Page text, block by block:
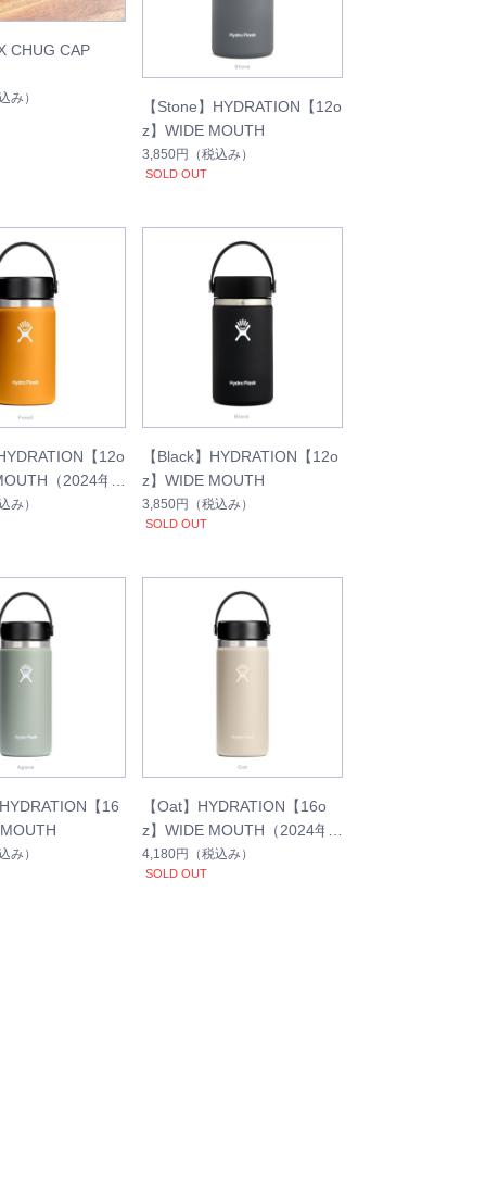
CHUG CAP
み）
【Stone】HYDRATION【12o
z】WIDE MOUTH
3,850円 （税込み）
SOLD OUT
【12o
（2024年
ー）
み）
【Black】HYDRATION【12o
z】WIDE MOUTH
3,850円 （税込み）
SOLD OUT
【16
み）
【Oat】HYDRATION【16o
z】WIDE MOUTH（2024年
秋冬新作カラー）
4,180円 （税込み）
SOLD OUT